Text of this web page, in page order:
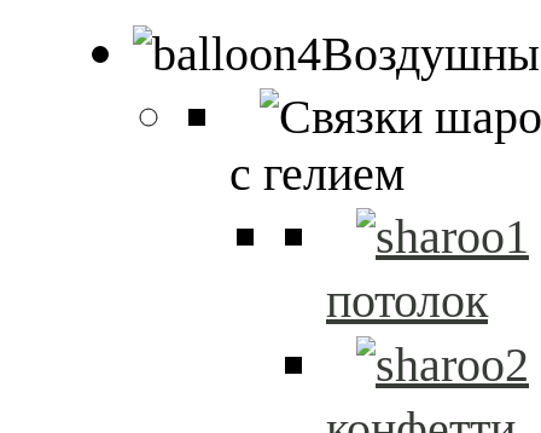
с гелием
потолок